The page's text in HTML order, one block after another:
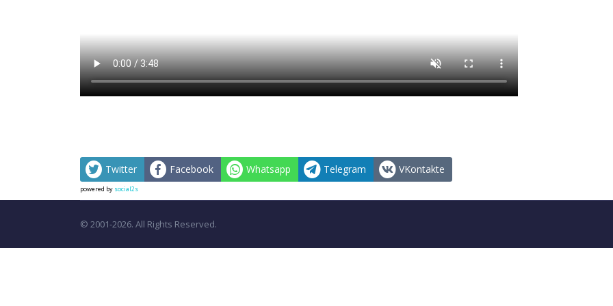
Twitter Facebook Whatsapp Telegram VKontakte
powered by social2s
© 2001-2026. All Rights Reserved.